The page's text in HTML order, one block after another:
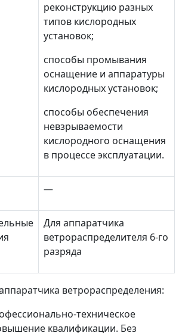
реконструкцию разных
типов кислородных
установок;
способы промывания
оснащение и аппаратуры
кислородных установок;
способы обеспечения
невзрываемости
кислородного оснащения
в процессе эксплуатации.
—
Для аппаратчика
ветрораспределителя 6-го
разряда
ветрораспределения:
техническое
квалификации. Без